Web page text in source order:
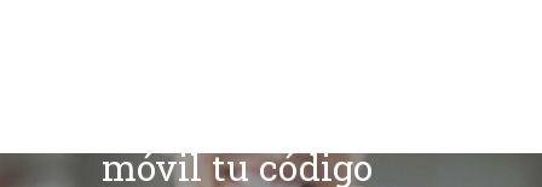
móvil tu código